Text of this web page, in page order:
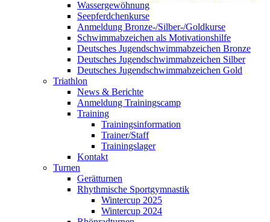
Wassergewöhnung
Seepferdchenkurse
Anmeldung Bronze-/Silber-/Goldkurse
Schwimmabzeichen als Motivationshilfe
Deutsches Jugendschwimmabzeichen Bronze
Deutsches Jugendschwimmabzeichen Silber
Deutsches Jugendschwimmabzeichen Gold
Triathlon
News & Berichte
Anmeldung Trainingscamp
Training
Trainingsinformation
Trainer/Staff
Trainingslager
Kontakt
Turnen
Gerätturnen
Rhythmische Sportgymnastik
Wintercup 2025
Wintercup 2024